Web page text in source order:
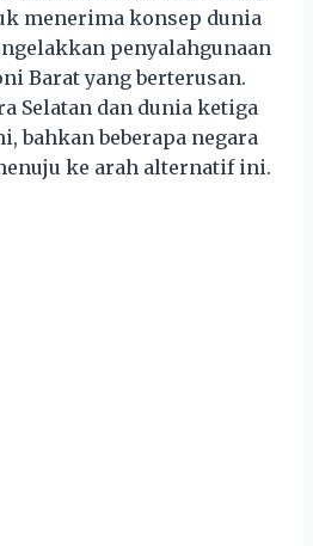
menerima konsep dunia
penyalahgunaan
Barat yang berterusan.
Selatan dan dunia ketiga
bahkan beberapa negara
ke arah alternatif ini.